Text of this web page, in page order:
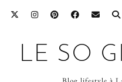
LE SO